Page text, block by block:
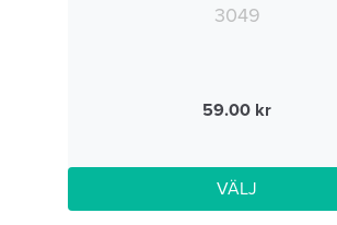
3049
59.00
VÄLJ